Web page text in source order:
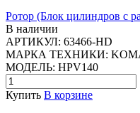
Ротор (Блок цилиндров с
В наличии
АРТИКУЛ: 63466-HD
МАРКА ТЕХНИКИ:
МОДЕЛЬ: HPV140
Купить В корзине